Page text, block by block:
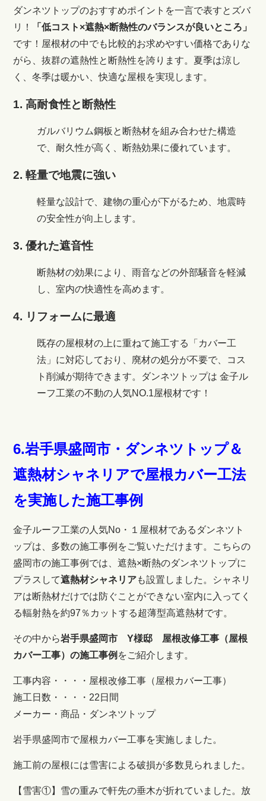
ダンネツトップのおすすめポイントを一言で表すとズバ
リ！
「低コスト×遮熱×断熱性のバランスが良いところ」
です！屋根材の中でも比較的お求めやすい価格でありな
がら、抜群の遮熱性と断熱性を誇ります。夏季は涼し
く、冬季は暖かい、快適な屋根を実現します。
1. 高耐食性と断熱性
ガルバリウム鋼板と断熱材を組み合わせた構造
で、耐久性が高く、断熱効果に優れています。
2. 軽量で地震に強い
軽量な設計で、建物の重心が下がるため、地震時
の安全性が向上します。
3. 優れた遮音性
断熱材の効果により、雨音などの外部騒音を軽減
し、室内の快適性を高めます。
4. リフォームに最適
既存の屋根材の上に重ねて施工する「カバー工
法」に対応しており、廃材の処分が不要で、コス
ト削減が期待できます。ダンネツトップは 金子ル
ーフ工業の不動の人気NO.1屋根材です！
6.岩手県盛岡市・ダンネツトップ＆
遮熱材シャネリアで屋根カバー工法
を実施した施工事例
金子ルーフ工業の人気No・１屋根材であるダンネツト
ップは、多数の施工事例をご覧いただけます。こちらの
盛岡市の施工事例では、遮熱×断熱のダンネツトップに
プラスして遮熱材シャネリアも設置しました。シャネリ
アは断熱材だけでは防ぐことができない室内に入ってく
る輻射熱を約97％カットする超薄型高遮熱材です。
その中から岩手県盛岡市 Y様邸 屋根改修工事（屋根
カバー工事）の施工事例 をご紹介します。
工事内容・・・・屋根改修工事（屋根カバー工事）
施工日数・・・・22日間
メーカー・商品・ダンネツトップ
岩手県盛岡市で屋根カバー工事を実施しました。
施工前の屋根には雪害による破損が多数見られました。
【雪害①】雪の重みで軒先の垂木が折れていました。放